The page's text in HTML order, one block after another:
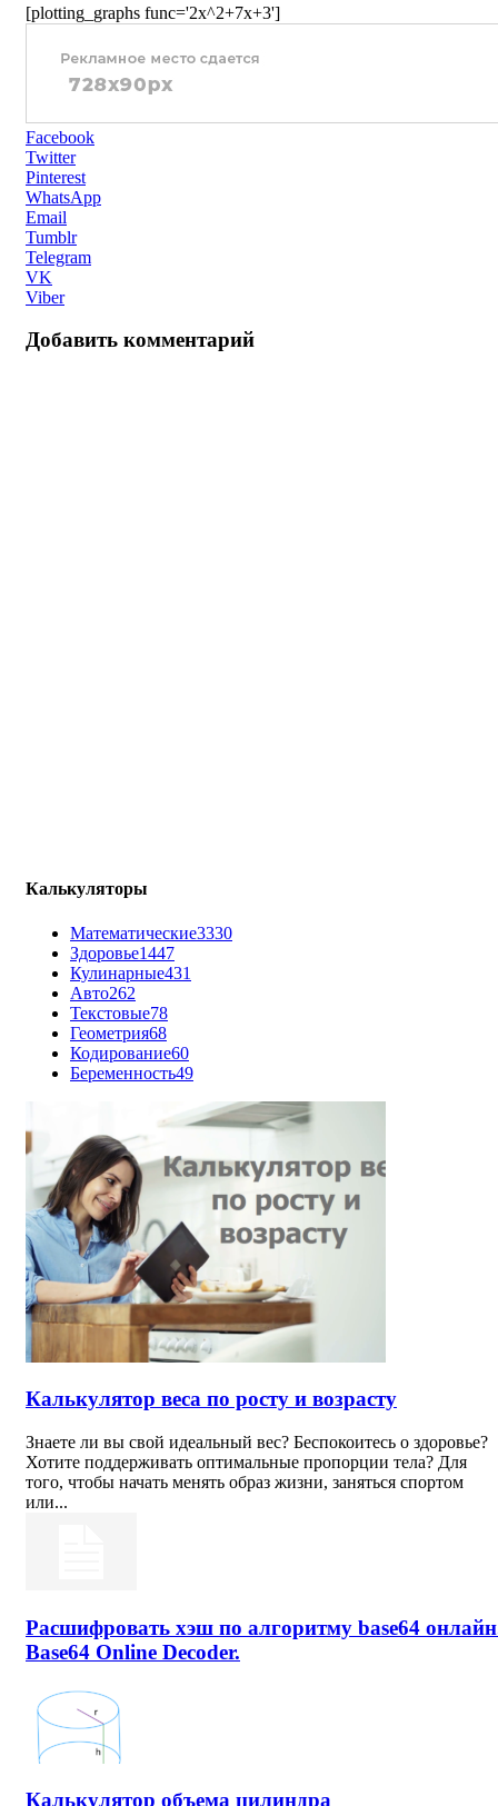
[plotting_graphs func='2x^2+7x+3']
Facebook
Twitter
Pinterest
WhatsApp
Email
Tumblr
Telegram
VK
Viber
Добавить комментарий
Калькуляторы
Математические3330
Здоровье1447
Кулинарные431
Авто262
Текстовые78
Геометрия68
Кодирование60
Беременность49
Калькулятор веса по росту и возрасту
Знаете ли вы свой идеальный вес? Беспокоитесь о здоровье?
Хотите поддерживать оптимальные пропорции тела? Для
того, чтобы начать менять образ жизни, заняться спортом
или...
Расшифровать хэш по алгоритму base64
Base64 Online Decoder.
Калькулятор объема цилиндра